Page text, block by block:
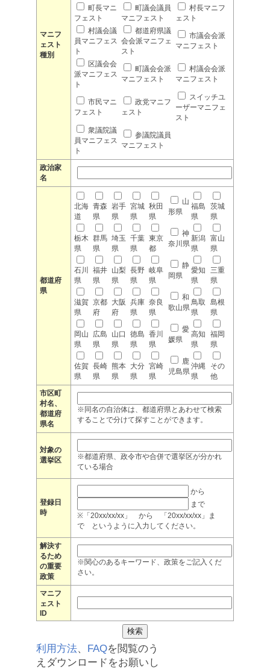
マニフ
ェスト
種別
町長マニ
フェスト
町議会議員
マニフェスト
村長マニフ
ェスト
村議会議
員マニフェス
ト
都道府県議
会会派マニフェ
スト
市議会会派
マニフェスト
区議会会
派マニフェス
ト
町議会会派
マニフェスト
村議会会派
マニフェスト
市民マニ
フェスト
政党マニフ
ェスト
スイッチユ
ーザーマニフェ
スト
衆議院議
員マニフェス
ト
参議院議員
マニフェスト
政治家
名
都道府
県
北海
道
青森
県
岩手
県
宮城
県
秋田
県
山
形県
福島
県
茨城
県
栃木
県
群馬
県
埼玉
県
千葉
県
東京
都
神
奈川県
新潟
県
富山
県
石川
県
福井
県
山梨
県
長野
県
岐阜
県
静
岡県
愛知
県
三重
県
滋賀
県
京都
府
大阪
府
兵庫
県
奈良
県
和
歌山県
鳥取
県
島根
県
岡山
県
広島
県
山口
県
徳島
県
香川
県
愛
媛県
高知
県
福岡
県
佐賀
県
長崎
県
熊本
県
大分
県
宮崎
県
鹿
児島県
沖縄
県
その
他
市区町
村名、
都道府
県名
※同名の自治体は、都道府県とあわせて検索
することで分けて探すことができます。
対象の
選挙区
※都道府県、政令市や合併で選挙区が分かれ
ている場合
登録日
時
から
まで
※「20xx/xx/xx」 から 「20xx/xx/xx」ま
で というように入力してください。
解決す
るため
の重要
政策
※関心のあるキーワード、政策をご記入くだ
さい。
マニフ
ェスト
ID
利用方法、 FAQを閲覧のう
えダウンロードをお願いし